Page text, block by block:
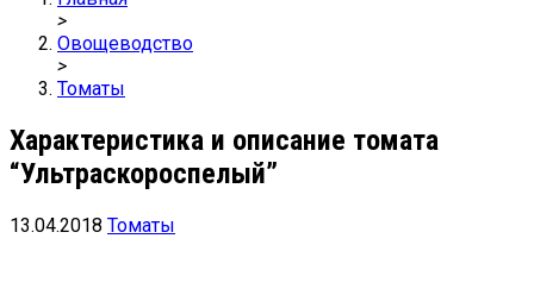
>
Овощеводство
>
Томаты
Характеристика и описание томата
“Ультраскороспелый”
13.04.2018 Томаты